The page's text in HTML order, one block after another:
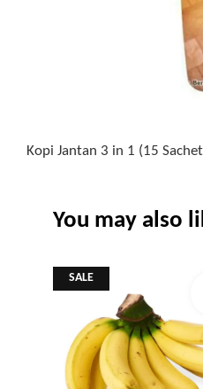
Kopi Jantan 3 in 1 (15
You may also
SALE